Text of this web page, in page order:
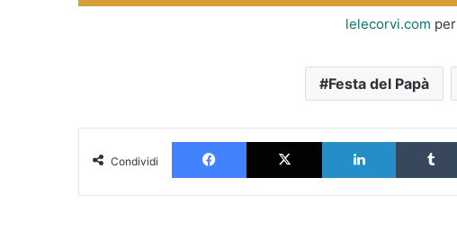
lelecorvi.com per
Festa del Papà
Condividi
Facebook X LinkedIn